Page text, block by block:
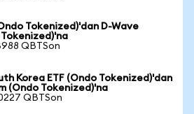
Tokenized)'dan D-Wave
QBTSon
Korea ETF (Ondo Tokenized)'dan
(Ondo Tokenized)'na
QBTSon